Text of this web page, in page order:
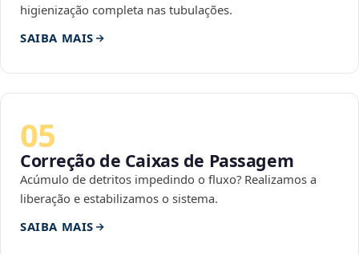
higienização completa nas tubulações.
SAIBA MAIS
05
Correção de Caixas de Passagem
Acúmulo de detritos impedindo o fluxo? Realizamos a
liberação e estabilizamos o sistema.
SAIBA MAIS